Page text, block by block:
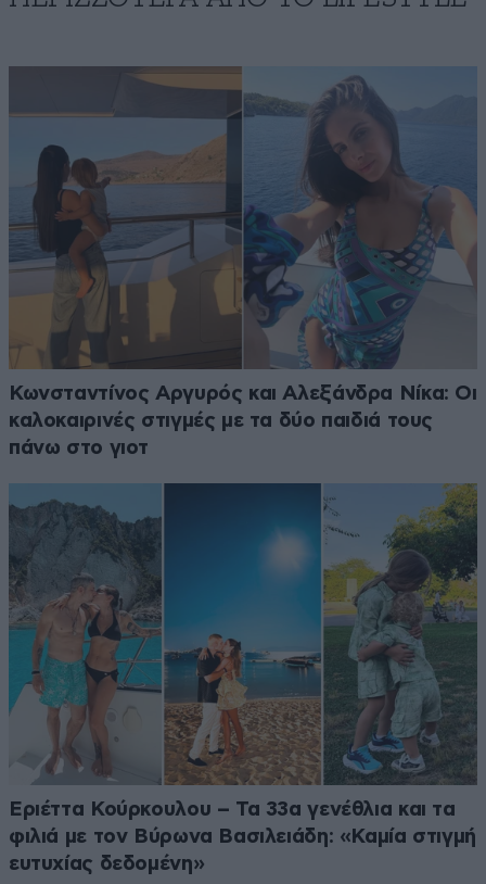
Κωνσταντίνος Αργυρός και Αλεξάνδρα Νίκα: Οι
καλοκαιρινές στιγμές με τα δύο παιδιά τους
πάνω στο γιοτ
Εριέττα Κούρκουλου – Τα 33α γενέθλια και τα
φιλιά με τον Βύρωνα Βασιλειάδη: «Καμία στιγμή
ευτυχίας δεδομένη»